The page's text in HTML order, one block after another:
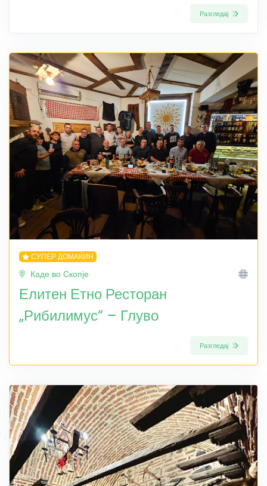
Разгледај
СУПЕР ДОМАЌИН
Каде во Скопје
Елитен Етно Ресторан
„Рибилимус“ – Глуво
Разгледај